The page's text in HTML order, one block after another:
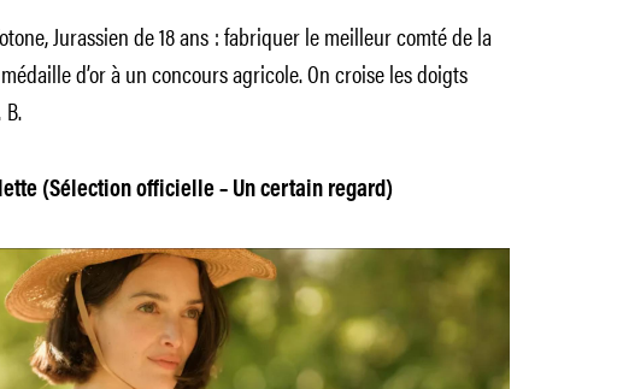
Jurassien de 18 ans : fabriquer le meilleur comté de la
d’or à un concours agricole. On croise les doigts
(Sélection officielle – Un certain regard)